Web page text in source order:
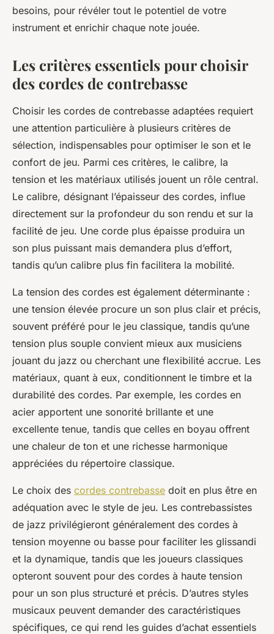
besoins, pour révéler tout le potentiel de votre
instrument et enrichir chaque note jouée.
Les critères essentiels pour choisir
des cordes de contrebasse
Choisir les cordes de contrebasse adaptées requiert
une attention particulière à plusieurs critères de
sélection, indispensables pour optimiser le son et le
confort de jeu. Parmi ces critères, le calibre, la
tension et les matériaux utilisés jouent un rôle central.
Le calibre, désignant l’épaisseur des cordes, influe
directement sur la profondeur du son rendu et sur la
facilité de jeu. Une corde plus épaisse produira un
son plus puissant mais demandera plus d’effort,
tandis qu’un calibre plus fin facilitera la mobilité.
La tension des cordes est également déterminante :
une tension élevée procure un son plus clair et précis,
souvent préféré pour le jeu classique, tandis qu’une
tension plus souple convient mieux aux musiciens
jouant du jazz ou cherchant une flexibilité accrue. Les
matériaux, quant à eux, conditionnent le timbre et la
durabilité des cordes. Par exemple, les cordes en
acier apportent une sonorité brillante et une
excellente tenue, tandis que celles en boyau offrent
une chaleur de ton et une richesse harmonique
appréciées du répertoire classique.
Le choix des cordes contrebasse doit en plus être en
adéquation avec le style de jeu. Les contrebassistes
de jazz privilégieront généralement des cordes à
tension moyenne ou basse pour faciliter les glissandi
et la dynamique, tandis que les joueurs classiques
opteront souvent pour des cordes à haute tension
pour un son plus structuré et précis. D’autres styles
musicaux peuvent demander des caractéristiques
spécifiques, ce qui rend les guides d’achat essentiels